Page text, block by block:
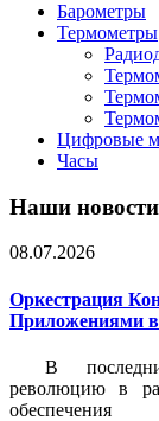
Барометры
Термометры
Цифровые
Часы
Наши новости
08.07.2026
Оркестрация
Приложениями в
В
революцию в
обеспечения